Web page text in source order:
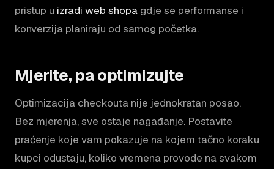
pristup u izradi web shopa gdje se performanse i
konverzija planiraju od samog početka.
Mjerite, pa optimizujte
Optimizacija checkouta nije jednokratan posao.
Bez mjerenja, sve ostaje nagađanje. Postavite
praćenje koje vam pokazuje na kojem tačno koraku
kupci odustaju, koliko vremena provode na svakom